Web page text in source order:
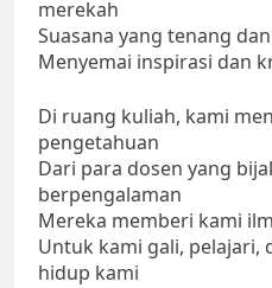
merekah
Suasana yang tenang
Menyemai inspirasi dan
Di ruang kuliah, kami
pengetahuan
Dari para dosen yang
berpengalaman
Mereka memberi kami
Untuk kami gali, pelajari,
hidup kami